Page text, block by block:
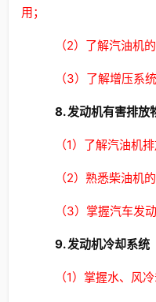
用；
（2）了解汽油机
（3）了解增压系统
8. 发动机有害排放
（1）了解汽油机
（2）熟悉柴油机
（3）掌握汽车发
9. 发动机冷却系统
（1）掌握水、风